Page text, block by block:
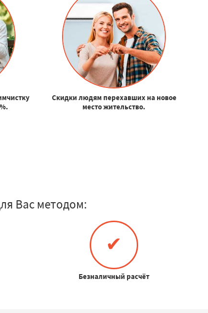
Скидки людям перехавших на новое
место жительство.
Вас методом:
✔
Безналичный расчёт